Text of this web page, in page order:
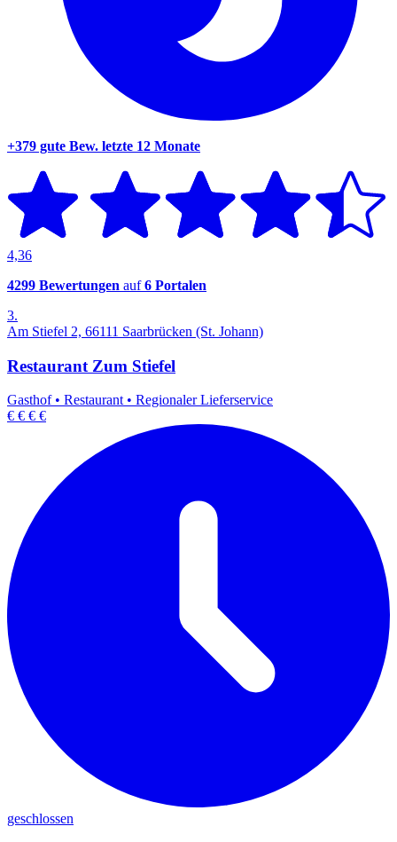
+379 gute Bew. letzte 12 Monate
4,36
4299 Bewertungen auf6 Portalen
3.
Am Stiefel 2, 66111 Saarbrücken (St. Johann)
Restaurant Zum Stiefel
Gasthof • Restaurant • Regionaler Lieferservice
€ € € €
geschlossen